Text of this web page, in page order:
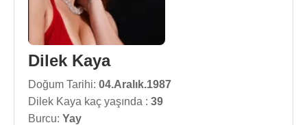
Dilek Kaya
Doğum Tarihi: 04.Aralık.1987
Dilek Kaya kaç yaşında : 39
Burcu: Yay